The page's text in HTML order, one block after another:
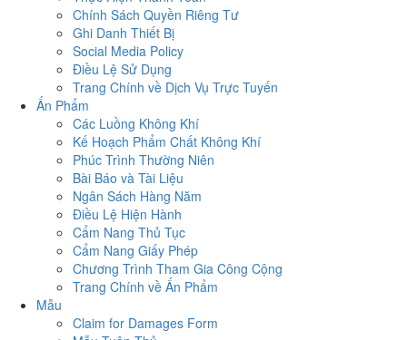
Chính Sách Quyền Riêng Tư
Ghi Danh Thiết Bị
Social Media Policy
Điều Lệ Sử Dụng
Trang Chính về Dịch Vụ Trực Tuyến
Ấn Phẩm
Các Luồng Không Khí
Kế Hoạch Phẩm Chất Không Khí
Phúc Trình Thường Niên
Bài Báo và Tài Liệu
Ngân Sách Hàng Năm
Điều Lệ Hiện Hành
Cẩm Nang Thủ Tục
Cẩm Nang Giấy Phép
Chương Trình Tham Gia Công Cộng
Trang Chính về Ấn Phẩm
Mẫu
Claim for Damages Form